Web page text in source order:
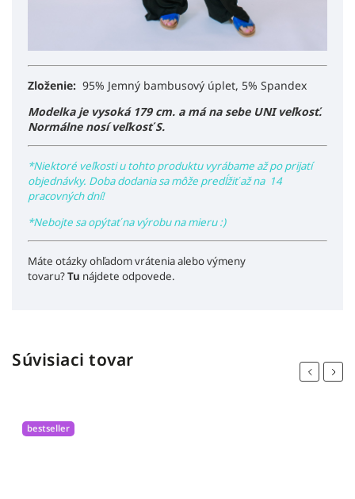
Zloženie: 95% Jemný bambusový úplet, 5% Spandex
Modelka je vysoká 179 cm. a má na sebe UNI veľkosť.
Normálne nosí veľkosť S.
*Niektoré veľkosti u tohto produktu vyrábame až po prijatí
objednávky. Doba dodania sa môže predĺžiť až na 14
pracovných dní!
*Nebojte sa opýtať na výrobu na mieru :)
Máte otázky ohľadom vrátenia alebo výmeny
tovaru?Tu nájdete odpovede.
Súvisiaci tovar
Previous
Next